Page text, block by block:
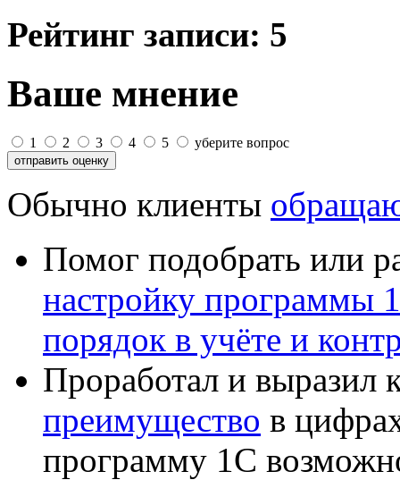
Рейтинг записи: 5
Ваше мнение
1 2 3 4 5 уберите вопрос
Обычно клиенты
Помог подобрать или
настройку программы
порядок в учёте и
Проработал и выразил
преимущество в
программу 1С